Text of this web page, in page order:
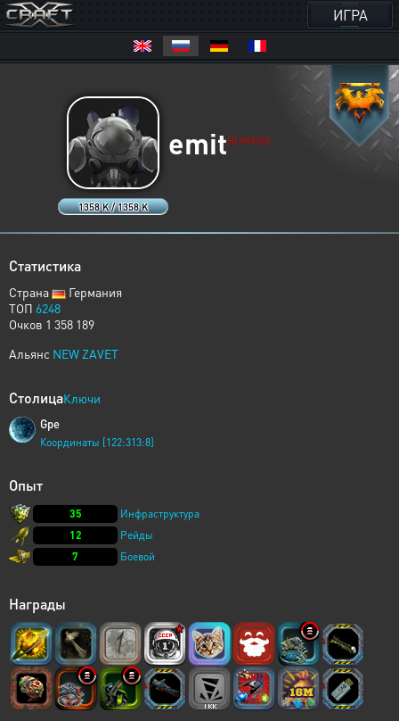
ИГРА
1358 K / 1358 K
emitHUMANS
Статистика
Страна
Германия
ТОП 6248
Очков 1 358 189
Альянс NEW ZAVET
СтолицаКлючи
Gpe
Координаты [122:313:8]
Опыт
35
Инфраструктура
12
Рейды
7
Боевой
Награды